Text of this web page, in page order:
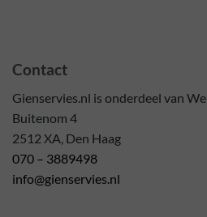
Contact
Gienservies.nl is onderdeel van
Buitenom 4
2512 XA, Den Haag
070 – 3889498
info@gienservies.nl